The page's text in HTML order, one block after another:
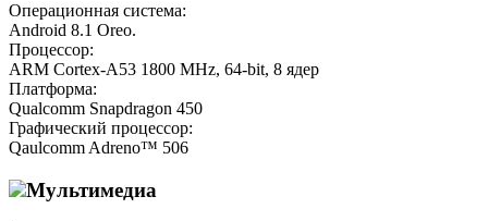
Операционная система:
Android 8.1 Oreo.
Процессор:
ARM Cortex-A53 1800 MHz, 64-bit, 8 ядер
Платформа:
Qualcomm Snapdragon 450
Графический процессор:
Qaulcomm Adreno™ 506
Мультимедиа